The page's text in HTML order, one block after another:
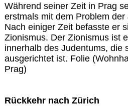
Während seiner Zeit in Prag
erstmals mit dem Problem der
Nach einiger Zeit befasste er
Zionismus. Der Zionismus ist
innerhalb des Judentums, die
ausgerichtet ist. Folie
Prag)
Rückkehr nach Zürich